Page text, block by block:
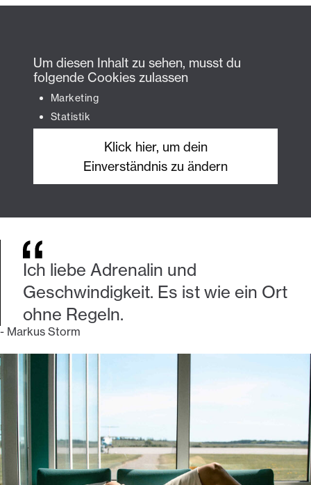
Um diesen Inhalt zu sehen, musst du
folgende Cookies zulassen
Marketing
Statistik
Klick hier, um dein
Einverständnis zu ändern
Ich liebe Adrenalin und
Geschwindigkeit. Es ist wie ein Ort
ohne Regeln.
- Markus Storm